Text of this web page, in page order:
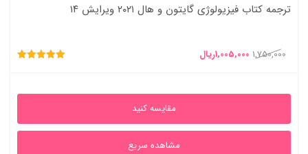
ترجمه کتاب فیزیولوژی گایتون و هال ۲۰۲۱ ویرایش ۱۴
1,750,000 قیمت
1,750,000ریال
1,005,000ریال
1,005,000ریال
مقایسه کنید
مشاهده سریع